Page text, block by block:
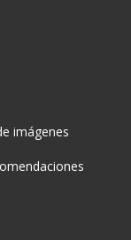
imágenes